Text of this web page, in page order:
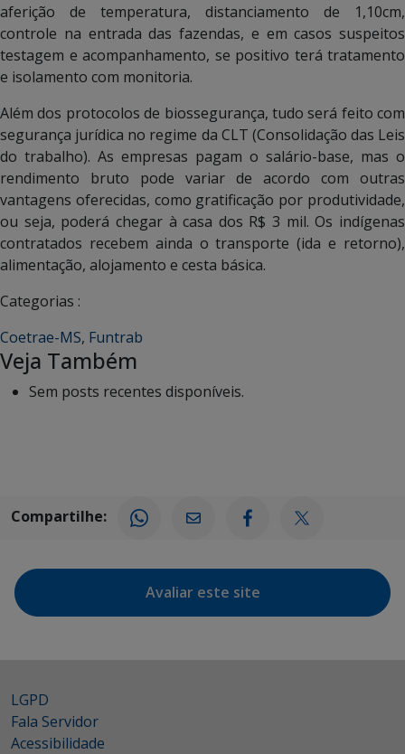
aferição de temperatura, distanciamento de 1,10cm,
controle na entrada das fazendas, e em casos suspeitos
testagem e acompanhamento, se positivo terá tratamento
e isolamento com monitoria.
Além dos protocolos de biossegurança, tudo será feito com
segurança jurídica no regime da CLT (Consolidação das Leis
do trabalho). As empresas pagam o salário-base, mas o
rendimento bruto pode variar de acordo com outras
vantagens oferecidas, como gratificação por produtividade,
ou seja, poderá chegar à casa dos R$ 3 mil. Os indígenas
contratados recebem ainda o transporte (ida e retorno),
alimentação, alojamento e cesta básica.
Categorias :
Coetrae-MS, Funtrab
Veja Também
Sem posts recentes disponíveis.
Compartilhe:
Avaliar este site
LGPD
Fala Servidor
Acessibilidade